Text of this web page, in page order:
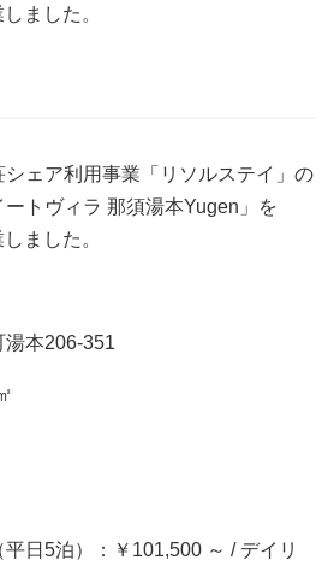
ました。
シェア利用事業「リソルステイ」の
トヴィラ 那須湯本Yugen」を
ました。
湯本206-351
日5泊）：￥101,500 ～ / デイリ